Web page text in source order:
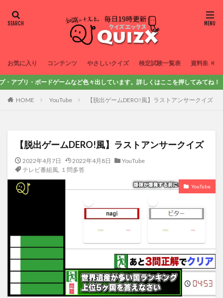
お気に入り コンテンツ やさしいクイズ 検定試験一覧表 資料集
ゲームなど色々出しています。詳しくはここを押してみてね！
HOME YouTube 【脱出ゲームDERO!風】ラストアンサークイズ
【脱出ゲームDERO!風】ラストアンサークイズ
2022年4月7日 2022年4月8日
YouTube
テレビ番組風, １問多答
YouTube